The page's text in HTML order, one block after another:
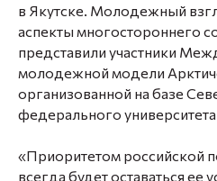
в Якутске. Молодежный
аспекты многостороннего
представили участники
молодежной модели
организованной на базе
федерального
«Приоритетом российской
всегда будет оставаться ее